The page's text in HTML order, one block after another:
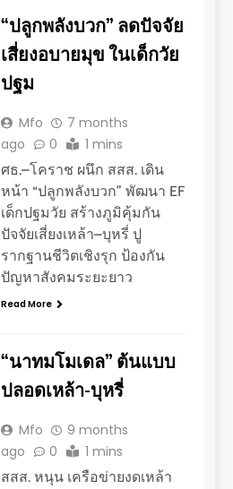
“ปลูกพลังบวก” ลดปัจจัย
เสี่ยงอบายมุข ในเด็กวัย
ปฐม
Mfo
7 months
ago
0 1 mins
ศธ.–โคราช ผนึก สสส. เดิน
หน้า “ปลูกพลังบวก” พัฒนา EF
เด็กปฐมวัย สร้างภูมิคุ้มกัน
ปัจจัยเสี่ยงเหล้า–บุหรี่ ปู
รากฐานชีวิตเชิงรุก ป้องกัน
ปัญหาสังคมระยะยาว
Read More
“นาทมโมเดล” ต้นแบบ
ปลอดเหล้า-บุหรี่
Mfo
9 months
ago
0 1 mins
สสส. หนุน เครือข่ายงดเหล้า